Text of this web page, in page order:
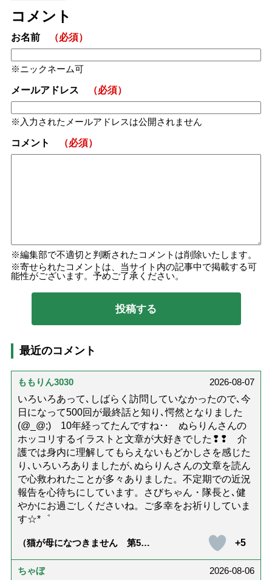
コメント
お名前 （必須）
ニックネーム可
メールアドレス （必須）
入力されたメールアドレスは公開されません
コメント （必須）
編集部で不適切と判断されたコメントは削除いたします。
寄せられたコメントは、当サイト内の記事中で掲載する可
能性がございます。予めご了承ください。
最近のコメント
ももりん3030
2026-08-07
いろいろあって､しばらく訪問していなかったので､今
日になって500回が最終話と知り､愕然となりました
(@_@;) 10年経ってたんですね･･ ぬらりんさんの
ホッコリするイラストと文章が大好きでした❢❢ 介
護では身内に理解してもらえないもどかしさを感じた
り､いろいろありましたが､ぬらりんさんの文章を読ん
で心救われたことが多々ありました。不定期での近況
報告を心待ちにしています。さびちゃん・隊長と､健
やかにお過ごしくださいね。ご多幸をお祈りしていま
す☆*゜
（猫が母になつきません 第500
+5
ちゃぼ
2026-08-06